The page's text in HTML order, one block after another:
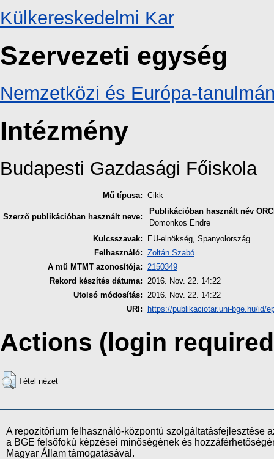
Külkereskedelmi Kar
Szervezeti egység
Nemzetközi és Európa-
Intézmény
Budapesti Gazdasági Főiskola
Mű típusa: Cikk
Szerző publikációban használt neve:
Publikációban használt név
Domonkos Endre
Kulcsszavak:
EU-elnökség, Spanyolország
Felhasználó: Zoltán Szabó
A mű MTMT azonosítója: 2150349
Rekord készítés dátuma: 2016. Nov. 22. 14:22
Utolsó módosítás: 2016. Nov. 22. 14:22
URI:
https://publikaciotar.uni-bge.hu/id/
Actions (login
Tétel nézet
A repozitórium felhasználó-központú szolgáltatásfejlesztése
a BGE felsőfokú képzései minőségének és
Magyar Állam támogatásával.